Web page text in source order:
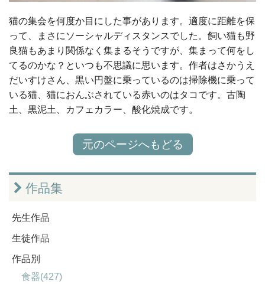
猫の集会を何度か目にした事があります。適度に距離を保
って、まさにソーシャルディスタンスでした。飼い猫も野
良猫もあまり関係なく集まるそうですが、集まって何をし
てるのかな？といつも不思議に思います。作者はさかうえ
だいすけさん、黒い円盤に乗っているのは掃除機に乗って
いる猫、猫におんぶされている赤いのはタコです。古陶
土、黒泥土、カフェカラー、酸化焼成です。
元のページへもどる
作品集
先生作品
生徒作品
作品別
食器(427)